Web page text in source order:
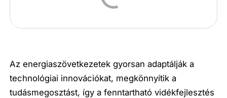
Az energiaszövetkezetek gyorsan adaptálják a
technológiai innovációkat, megkönnyítik a
tudásmegosztást, így a fenntartható vidékfejlesztés